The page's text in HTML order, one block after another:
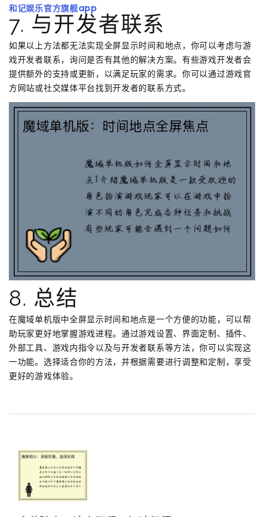
和记娱乐官方旗舰app
7. 与开发者联系
如果以上方法都无法实现全屏显示时间和地点，你可以考虑与游
戏开发者联系，询问是否有其他的解决方案。有些游戏开发者会
提供额外的支持或更新，以满足玩家的需求。你可以通过游戏官
方网站或社交媒体平台找到开发者的联系方式。
8. 总结
在魔域单机版中全屏显示时间和地点是一个方便的功能，可以帮
助玩家更好地掌握游戏进程。通过游戏设置、界面定制、插件、
外部工具、游戏内指令以及与开发者联系等方法，你可以实现这
一功能。选择适合你的方法，并根据需要进行调整和定制，享受
更好的游戏体验。